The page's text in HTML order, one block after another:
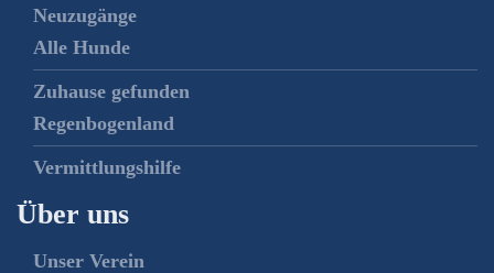
Neuzugänge
Alle Hunde
Zuhause gefunden
Regenbogenland
Vermittlungshilfe
Über uns
Unser Verein